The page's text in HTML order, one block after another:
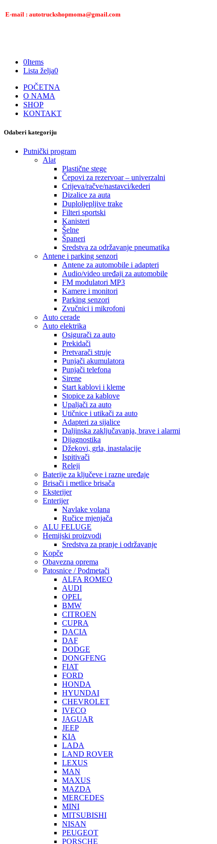
E-mail : autotruckshopmoma@gmail.com
0Items
Lista želja0
POČETNA
O NAMA
SHOP
KONTAKT
Odaberi kategoriju
Putnički program
Alat
Plastične stege
Čepovi za rezervoar – univerzalni
Crijeva/račve/nastavci/kederi
Dizalice za auta
Duploljepljive trake
Filteri sportski
Kanisteri
Šelne
Španeri
Sredstva za održavanje pneumatika
Antene i parking senzori
Antene za automobile i adapteri
Audio/video uređaji za automobile
FM modulatori MP3
Kamere i monitori
Parking senzori
Zvučnici i mikrofoni
Auto cerade
Auto elektrika
Osigurači za auto
Prekidači
Pretvarači struje
Punjači akumulatora
Punjači telefona
Sirene
Start kablovi i kleme
Stopice za kablove
Upaljači za auto
Utičnice i utikači za auto
Adapteri za sijalice
Daljinska zaključavanja, brave i alarmi
Dijagnostika
Džekovi, grla, inastalacije
Ispitivači
Releji
Baterije za ključeve i razne uređaje
Brisači i metlice brisača
Eksterijer
Enterijer
Navlake volana
Ručice mjenjača
ALU FELUGE
Hemijski proizvodi
Sredstva za pranje i održavanje
Kopče
Obavezna oprema
Patosnice / Podmetači
ALFA ROMEO
AUDI
OPEL
BMW
CITROEN
CUPRA
DACIA
DAF
DODGE
DONGFENG
FIAT
FORD
HONDA
HYUNDAI
CHEVROLET
IVECO
JAGUAR
JEEP
KIA
LADA
LAND ROVER
LEXUS
MAN
MAXUS
MAZDA
MERCEDES
MINI
MITSUBISHI
NISAN
PEUGEOT
PORSCHE